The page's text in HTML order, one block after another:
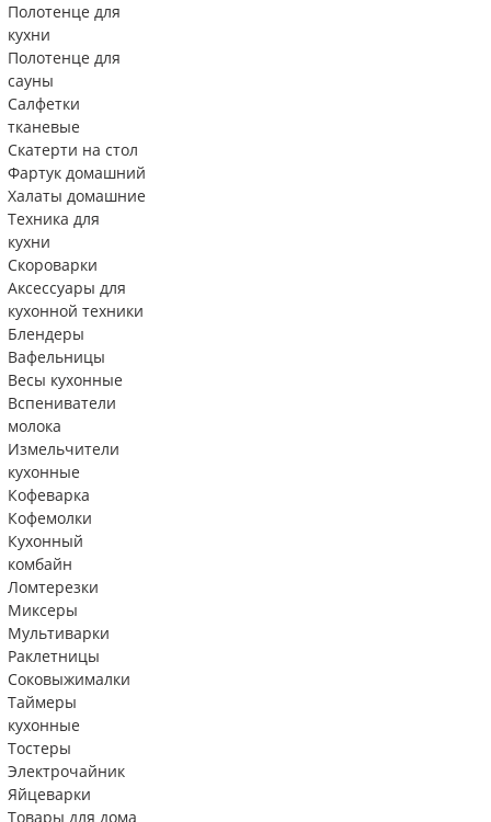
Полотенце для
кухни
Полотенце для
сауны
Салфетки
тканевые
Скатерти на стол
Фартук домашний
Халаты домашние
Техника для
кухни
Скороварки
Аксессуары для
кухонной техники
Блендеры
Вафельницы
Весы кухонные
Вспениватели
молока
Измельчители
кухонные
Кофеварка
Кофемолки
Кухонный
комбайн
Ломтерезки
Миксеры
Мультиварки
Раклетницы
Соковыжималки
Таймеры
кухонные
Тостеры
Электрочайник
Яйцеварки
Товары для дома